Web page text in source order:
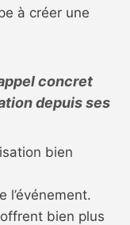
à créer une
concret
depuis ses
bien
bien plus